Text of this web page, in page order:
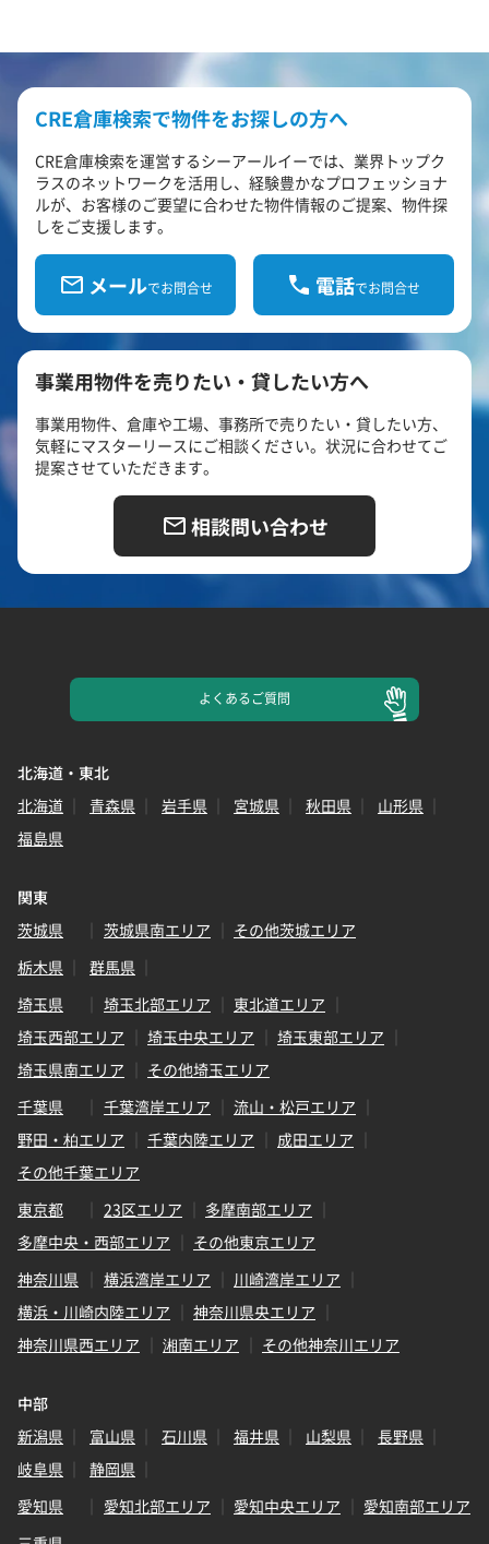
CRE倉庫検索で物件をお探しの方へ
CRE倉庫検索を運営するシーアールイーでは、業界トップク
ラスのネットワークを活用し、経験豊かなプロフェッショナ
ルが、お客様のご要望に合わせた物件情報のご提案、物件探
しをご支援します。
メールでお問合せ 電話でお問合せ
事業用物件を売りたい・貸したい方へ
事業用物件、倉庫や工場、事務所で売りたい・貸したい方、
気軽にマスターリースにご相談ください。状況に合わせてご
提案させていただきます。
相談問い合わせ
よくあるご質問
北海道・東北
北海道
青森県 岩手県 宮城県 秋田県
山形県
福島県
関東
茨城県
茨城県南エリア
その他茨城エリア
栃木県
群馬県
埼玉県
埼玉北部エリア
東北道エリア
埼玉西部エリア
埼玉中央エリア
埼玉東部エリア
埼玉県南エリア
その他埼玉エリア
千葉県
千葉湾岸エリア
流山・松戸エリア
野田・柏エリア
千葉内陸エリア
成田エリア
その他千葉エリア
東京都
23区エリア
多摩南部エリア
多摩中央・西部エリア
その他東京エリア
神奈川県
横浜湾岸エリア
川崎湾岸エリア
横浜・川崎内陸エリア
神奈川県央エリア
神奈川県西エリア
湘南エリア その他神奈川エリア
中部
新潟県
富山県 石川県 福井県 山梨県
長野県
岐阜県
静岡県
愛知県
愛知北部エリア 愛知中央エリア
愛知南部エリア